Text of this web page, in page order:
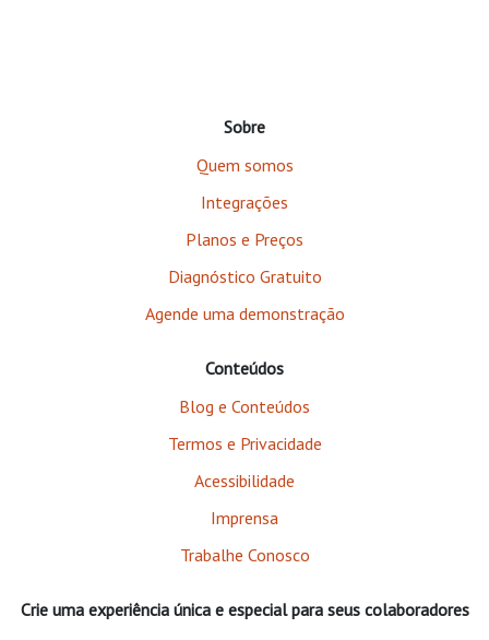
Sobre
Quem somos
Integrações
Planos e Preços
Diagnóstico Gratuito
Agende uma demonstração
Conteúdos
Blog e Conteúdos
Termos e Privacidade
Acessibilidade
Imprensa
Trabalhe Conosco
Crie uma experiência única e especial para seus colaboradores